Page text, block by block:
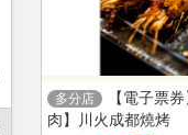
多分店
【電子票
肉】川火成都燒烤